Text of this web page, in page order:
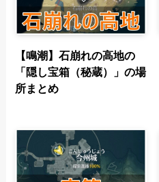
【鳴潮】石崩れの高地の
「隠し宝箱（秘蔵）」の場
所まとめ